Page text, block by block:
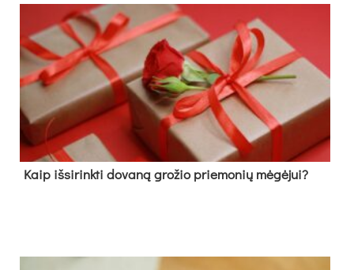
Kaip išsirinkti dovaną grožio priemonių mėgėjui?